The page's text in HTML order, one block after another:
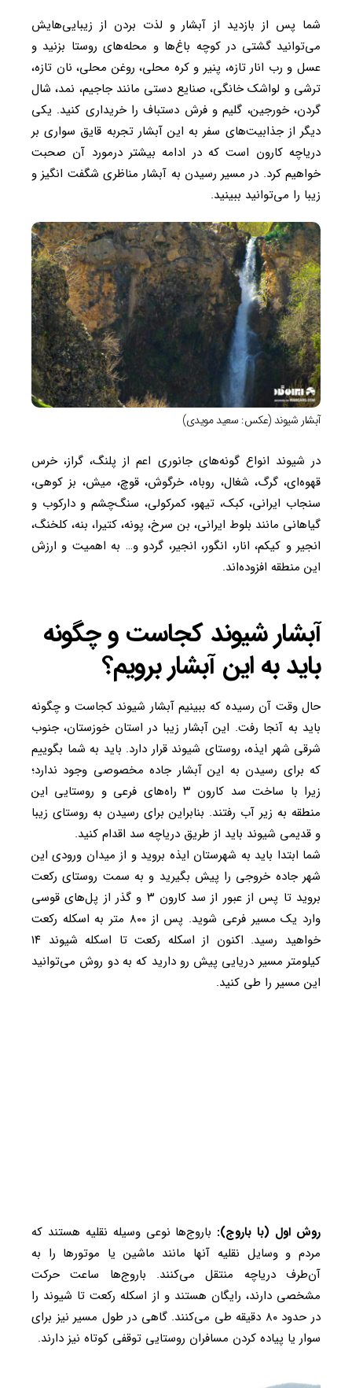
شما پس از بازدید از آبشار و لذت بردن از زیبایی‌هایش
می‌توانید گشتی در کوچه باغ‌ها و محله‌های روستا بزنید و
عسل و رب انار تازه، پنیر و کره محلی، روغن محلی، نان تازه،
ترشی و لواشک خانگی، صنایع دستی مانند جاجيم، نمد، شال
گردن، خورجين، گليم و فرش دستباف را خریداری کنید. یکی
دیگر از جذابیت‌های سفر به این آبشار تجربه قایق سواری بر
دریاچه کارون است که در ادامه بیشتر درمورد آن صحبت
خواهیم کرد. در مسیر رسیدن به آبشار مناظری شگفت انگیز و
زیبا را می‌توانید ببینید.
آبشار شیوند (عکس: سعید مویدی)
در شیوند انواع گونه‌های جانوری اعم از پلنگ، گراز، خرس
قهوه‌ای، گرگ، شغال، روباه، خرگوش، قوچ، میش، بز کوهی،
سنجاب ایرانی، کبک، تیهو، کمرکولی، سنگ‌چشم و دارکوب و
گیاهانی مانند بلوط ایرانی، بن سرخ، پونه، کتیرا، بنه، کلخنگ،
انجیر و کیکم، انار، انگور، انجیر، گردو و… به اهمیت و ارزش
این منطقه افزوده‌اند.
آبشار شیوند کجاست و چگونه
باید به این آبشار برویم؟
حال وقت آن رسیده که ببینیم آبشار شیوند کجاست و چگونه
باید به آنجا رفت. این آبشار زیبا در استان خوزستان، جنوب
شرقی شهر ایذه، روستای شیوند قرار دارد. باید به شما بگوییم
که برای رسیدن به این آبشار جاده مخصوصی وجود ندارد؛
زیرا با ساخت سد کارون ۳ راه‌های فرعی و روستایی این
منطقه به زیر آب رفتند. بنابراین برای رسیدن به روستای زیبا
و قدیمی شیوند باید از طریق دریاچه سد اقدام کنید.
شما ابتدا باید به شهرستان ایذه بروید و از میدان ورودی این
شهر جاده خروجی را پیش بگیرید و به سمت روستای رکعت
بروید تا پس از عبور از سد کارون ۳ و گذر از پل‌های قوسی
وارد یک مسیر فرعی شوید. پس از ۸۰۰ متر به اسکله رکعت
خواهید رسید. اکنون از اسکله رکعت تا اسکله شیوند ۱۴
کیلومتر مسیر دریایی پیش رو دارید که به دو روش می‌توانید
این مسیر را طی کنید.
روش اول (با باروج): باروج‌ها نوعی وسیله نقلیه هستند که
مردم و وسایل نقلیه آنها مانند ماشین یا موتورها را به
آن‌طرف دریاچه منتقل می‌کنند. باروج‌ها ساعت حرکت
مشخصی دارند، رایگان هستند و از اسکله رکعت تا شیوند را
در حدود ۸۰ دقیقه طی می‌کنند. گاهی در طول مسیر نیز برای
سوار یا پیاده کردن مسافران روستایی توقفی کوتاه نیز دارند.